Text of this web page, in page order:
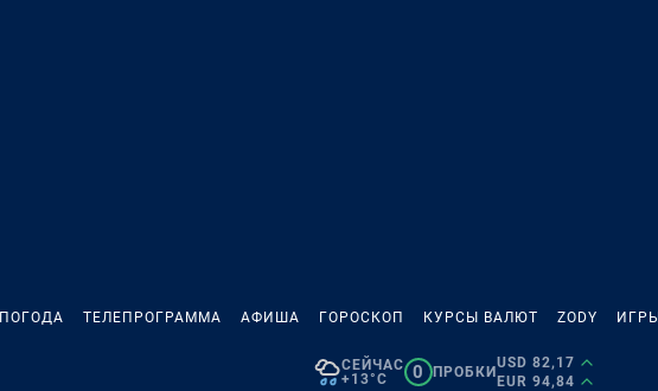
ПОГОДА ТЕЛЕПРОГРАММА АФИША ГОРОСКОП КУРСЫ ВАЛЮТ ZODY ИГРЫ
СЕЙЧАС
+13°C
0 ПРОБКИ
USD 82,17
EUR 94,84